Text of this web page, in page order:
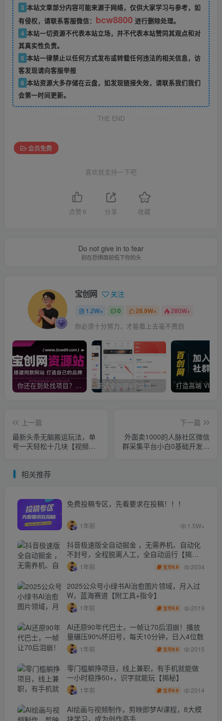
3 本站文章部分内容可能来源于网络，仅供大家学习与参考，如
有侵权，请联系客服微信： bcw8800 进行删除处理。
4 本站一切资源不代表本站立场，并不代表本站赞同其观点和对
其真实性负责。
5 本站一律禁止以任何方式发布或转载任何违法的相关信息，访
客发现请向客服举报
6 本站资源大多存储在云盘，如发现链接失效，请联系我们我们
会第一时间更新。
THE END
会员免费
喜欢就支持一下吧
点赞 6 分享 收藏
Do not give in to fear
别在恐惧面前低下你的头
宝创网 关注
1.2W+ 0 28.9W+ 280W+
你必须十分努力，才能看上去毫不费劲
你还在到处找项目？还在当韭菜？我靠卖项目一个月收入5万+，曾经我也是个失败者。 开通宝创网VIP会员，尊享全站资源免费下载，享70%的推广提成！！【限时五折优惠】
上一篇
最新头条无脑搬运玩法，单
号一天轻松十几块【视频教
下一篇
外面卖1000的人脉社区微信
群采集平台小白0基础开发教
相关推荐
免费投稿专区，先看要求在投稿！！！
1年前 1.5W+
抖音极速版全自动掘金 ，无需养机、自动化
不封号，全程脱离人工，全自动运行【揭
秘】 1年前 宝币9.9 2034
2025公众号小绿书AI治愈图片领域，月入过
W，蓝海赛道【附工具+指令】
1年前 宝币9.9 2019
AI还原90年代巴士，一帧让70后泪崩！播放
量碾压90%怀旧号，每天10分钟，日入4位数
1年前 宝币9.9 2015
零门槛躺挣项目，线上兼职，有手机就能做
一小时稳挣50+，识字就能玩【揭秘】
1年前 宝币9.9 2014
AI绘画与视频制作，剪映即梦AI课程，8大模
块学习，成为创作高手